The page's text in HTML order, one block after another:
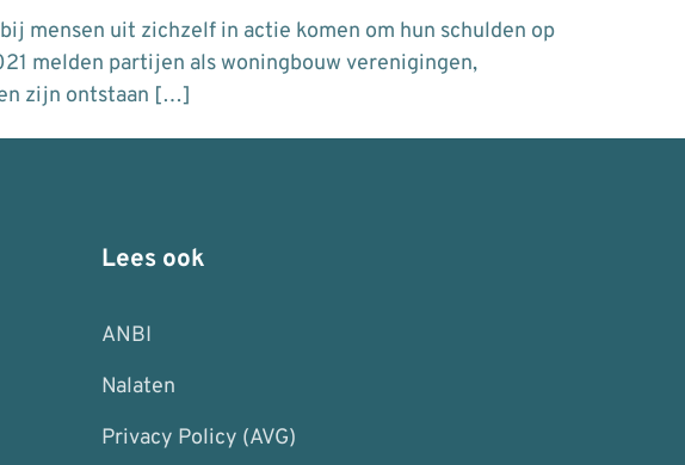
mensen uit zichzelf in actie komen om hun schulden op
melden partijen als woningbouw verenigingen,
zijn ontstaan […]
Lees ook
ANBI
Nalaten
Privacy Policy (AVG)